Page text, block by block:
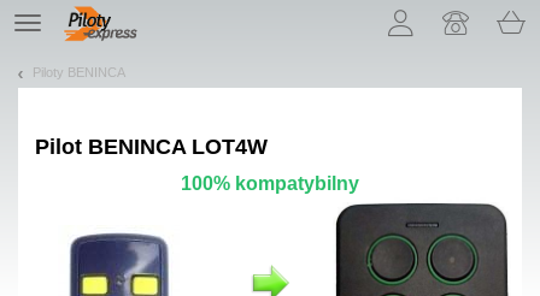
TE
navigation
Piloty BENINCA
Pilot BENINCA LOT4W
100% kompatybilny
Pozwól, że przedstawimy nasze ciasteczka!